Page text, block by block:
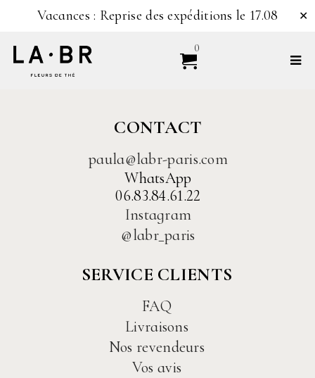
Vacances : Reprise des expéditions le 17.08 ✕
0
CONTACT
paula@labr-paris.com
WhatsApp
06.83.84.61.22
Instagram
@labr_paris
SERVICE CLIENTS
FAQ
Livraisons
Nos revendeurs
Vos avis